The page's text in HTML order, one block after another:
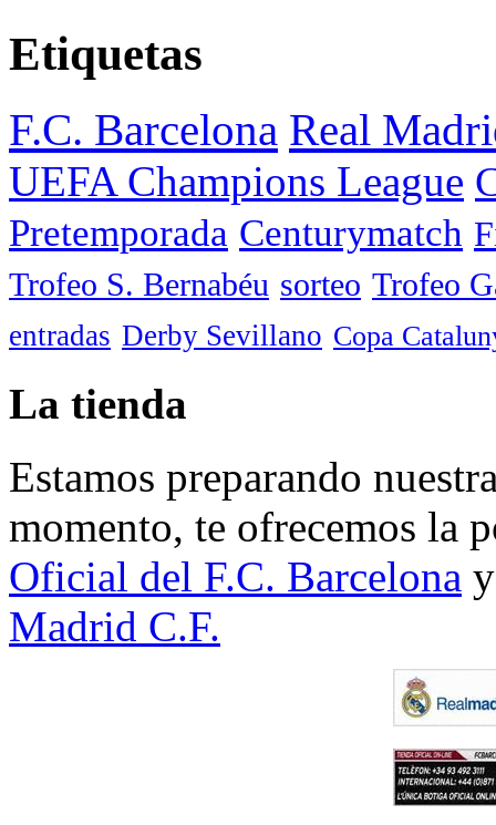
Etiquetas
F.C. Barcelona Real
UEFA Champions League
Pretemporada Centurymatch
Trofeo S. Bernabéu sorteo Trofeo
entradas Derby Sevillano Copa
La tienda
Estamos preparando
momento, te ofrecemos la
Oficial del F.C. Barcelona
Madrid C.F.